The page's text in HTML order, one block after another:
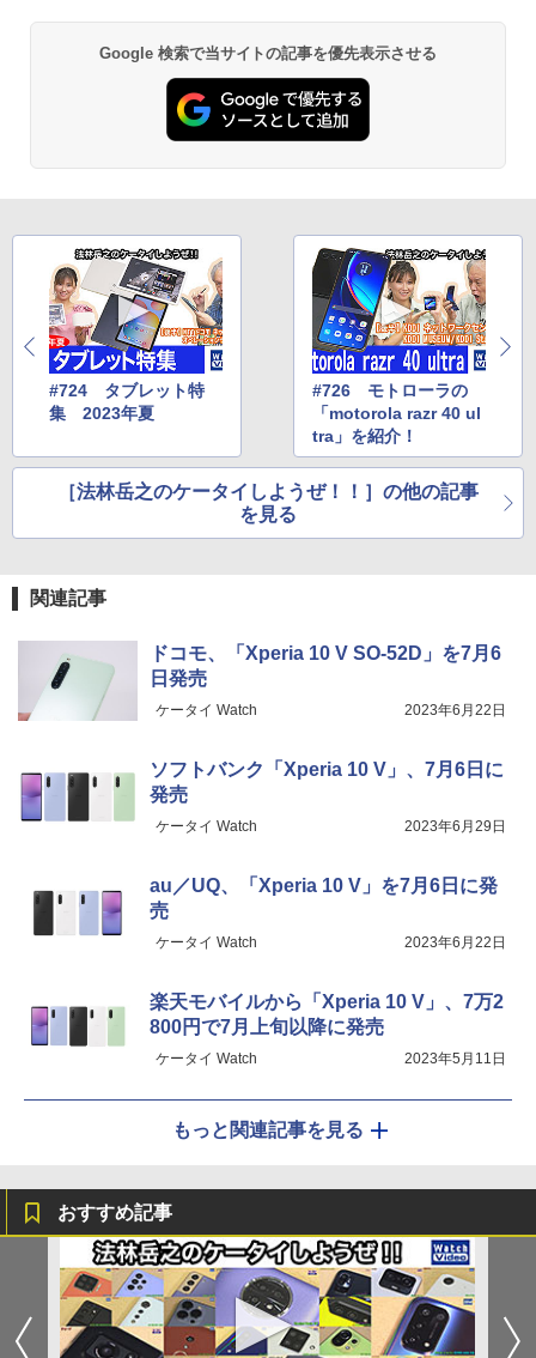
Google 検索で当サイトの記事を優先表示させる
#724 タブレット特
集 2023年夏
#726 モトローラの
「motorola razr 40 ul
tra」を紹介！
［法林岳之のケータイしようぜ！！］の他の記事
を見る
関連記事
ドコモ、「Xperia 10 V SO-52D」を7月6
日発売
ケータイ Watch 2023年6月22日
ソフトバンク「Xperia 10 V」、7月6日に
発売
ケータイ Watch 2023年6月29日
au／UQ、「Xperia 10 V」を7月6日に発
売
ケータイ Watch 2023年6月22日
楽天モバイルから「Xperia 10 V」、7万2
800円で7月上旬以降に発売
ケータイ Watch 2023年5月11日
もっと関連記事を見る
おすすめ記事